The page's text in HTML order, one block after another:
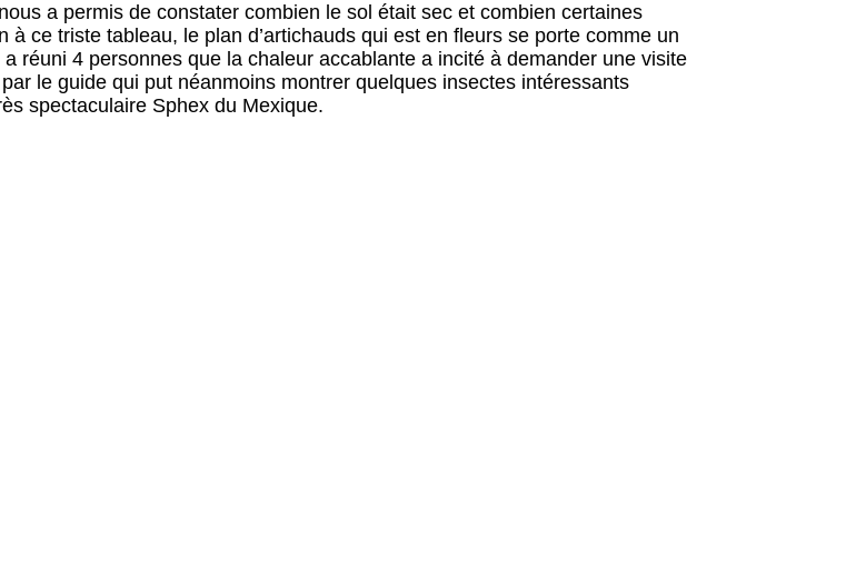
a permis de constater combien le sol était sec et combien certaines
ce triste tableau, le plan d’artichauds qui est en fleurs se porte comme un
réuni 4 personnes que la chaleur accablante a incité à demander une visite
le guide qui put néanmoins montrer quelques insectes intéressants
spectaculaire Sphex du Mexique.